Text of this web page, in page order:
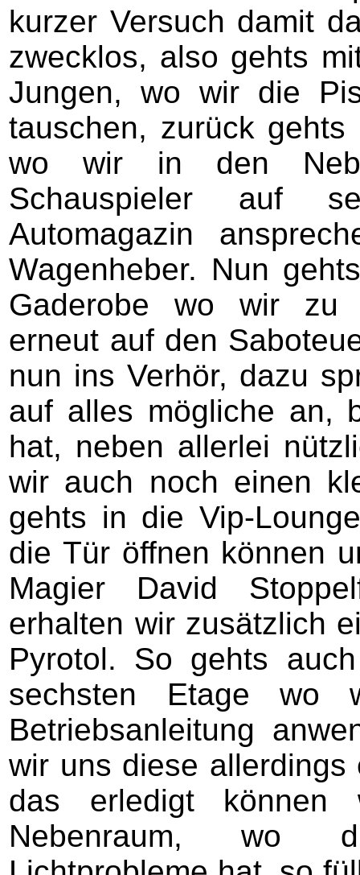
kurzer Versuch damit
zwecklos, also gehts
Jungen, wo wir die
tauschen, zurück
wo wir in den
Schauspieler auf
Automagazin
Wagenheber. Nun
Gaderobe wo wir zu
erneut auf den
nun ins Verhör, dazu
auf alles mögliche an,
hat, neben allerlei
wir auch noch einen
gehts in die Vip-
die Tür öffnen können
Magier David
erhalten wir zusätzlich
Pyrotol. So gehts
sechsten Etage wo
Betriebsanleitung
wir uns diese
das erledigt
Nebenraum, wo